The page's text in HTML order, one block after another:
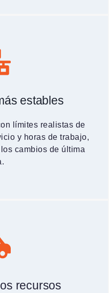
estables
límites realistas de
y horas de trabajo,
cambios de última
recursos